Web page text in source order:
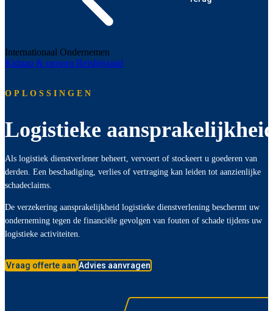
Internationaal Ondernemen
Kidnap & ransom Reisbijstand
OPLOSSINGEN
Logistieke
Als logistiek dienstverlener beheert, vervoert of stockeert u goederen van
derden. Een beschadiging, verlies of vertraging kan leiden tot aanzienlijke
schadeclaims.
De verzekering aansprakelijkheid logistieke dienstverlening beschermt uw
onderneming tegen de financiële gevolgen van fouten of schade tijdens uw
logistieke activiteiten.
Vraag offerte aan Advies aanvragen